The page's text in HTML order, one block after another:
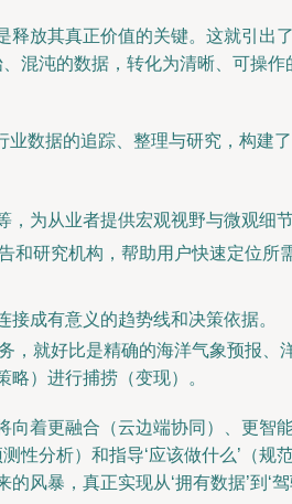
放其真正价值的关键。这就引出
混沌的数据，转化为清晰、可操
数据的追踪、整理与研究，构建
为从业者提供宏观视野与微观细节
和研究机构，帮助用户快速定位所
成有意义的趋势线和决策依据。
，就好比是精确的海洋气象预报、
）进行捕捞（变现）。
向着更融合（云边端协同）、更智
性分析）和指导‘应该做什么’（
风暴，真正实现从‘拥有数据’到‘驾